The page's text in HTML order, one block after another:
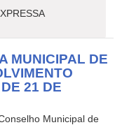
MUNICIPAL DE
21 DE
Municipal de